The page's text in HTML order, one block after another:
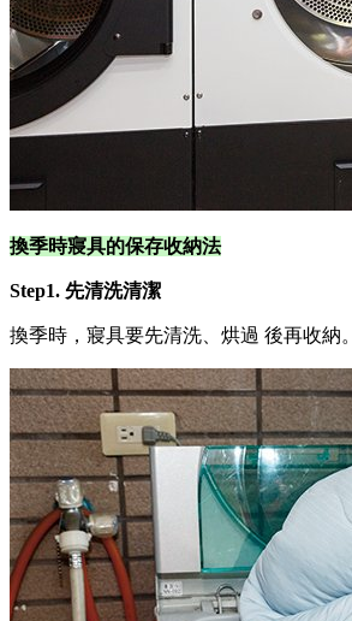
換季時寢具的保存收納法
Step1. 先清洗清潔
換季時，寢具要先清洗、烘過 後再收納。